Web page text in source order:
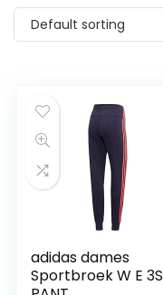
Default sorting
adidas dames
Sportbroek W E 3S